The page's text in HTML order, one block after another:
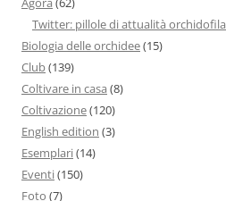
Twitter: pillole di attualità orchidofila
Biologia delle orchidee(15)
Club(139)
Coltivare in casa (8)
Coltivazione(120)
English edition (3)
Esemplari(14)
Eventi(150)
Foto (7)